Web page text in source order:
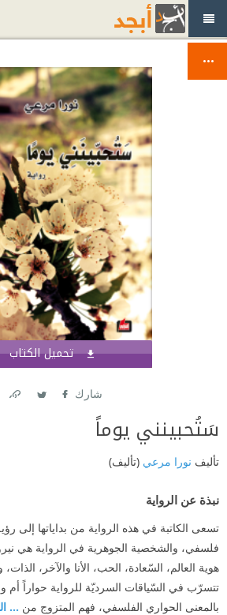
تحميل الكتاب
شارك
سَتُحبينني يوماً
تأليف نورا مرعي (تأليف)
نبذة عن الرواية
تسعى الكاتبة في هذه الرواية من بداياتها إلى
فلسفي، والشخصية الجوهرية في الرواية هي
هوية العالم، السّعادة، الحب، الأنا والآخر،
تتسرّب في السّياقات السرديّة للرواية حواراً أم
بالمعنى الحواري الفلسفي، فهم المتزوج من ...